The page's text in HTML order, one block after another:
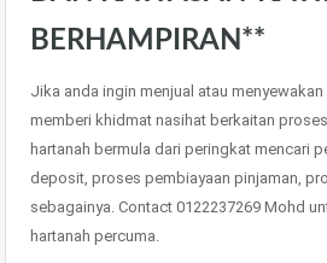
BERHAMPIRAN**
Jika anda ingin menjual atau
memberi khidmat nasihat berkaitan
hartanah bermula dari peringkat mencari
deposit, proses pembiayaan pinjaman,
sebagainya. Contact 0122237269 Mohd
hartanah percuma.